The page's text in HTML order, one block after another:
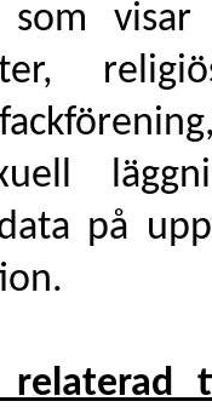
som
på
relaterad